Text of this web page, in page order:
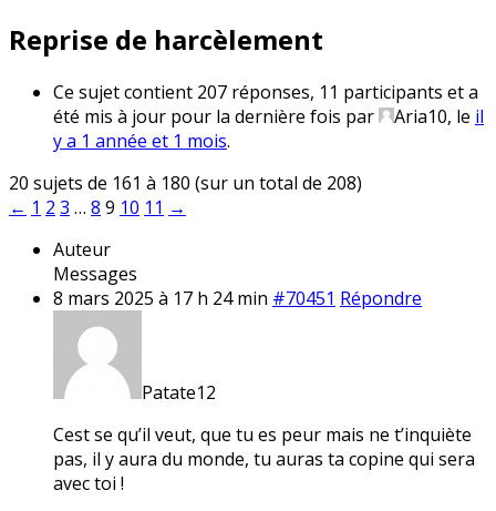
Reprise de harcèlement
Ce sujet contient 207 réponses, 11 participants et a
été mis à jour pour la dernière fois par
Aria10, le il
y a 1 année et 1 mois.
20 sujets de 161 à 180 (sur un total de 208)
← 1 2 3 … 8 9 10 11 →
Auteur
Messages
8 mars 2025 à 17 h 24 min #70451 Répondre
Patate12
Cest se qu’il veut, que tu es peur mais ne t’inquiète
pas, il y aura du monde, tu auras ta copine qui sera
avec toi !